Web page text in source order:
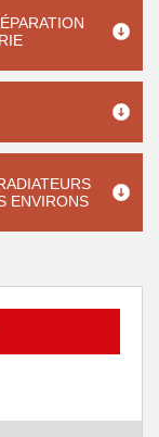
ENVIRONS